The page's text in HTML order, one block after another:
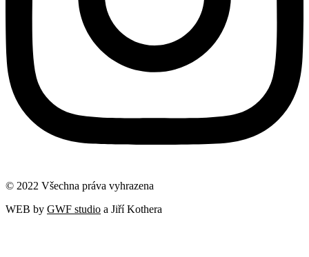
© 2022 Všechna práva vyhrazena
WEB by GWF studio a Jiří Kothera